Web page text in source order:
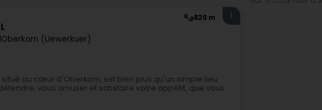
820 m
Oberkorn (Uewerkuer)
1
au cœur d'Oberkorn, est bien plus qu'un simple lieu
vous amuser et satisfaire votre appétit, que vous